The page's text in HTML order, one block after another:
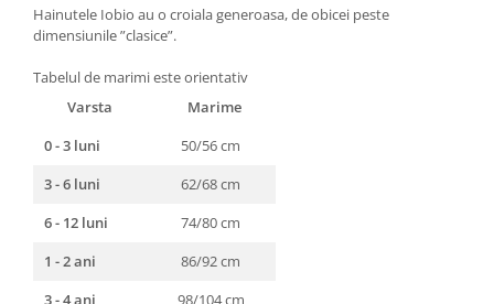
Hainutele Iobio au o croiala generoasa, de obicei peste
dimensiunile ”clasice”.
Tabelul de marimi este orientativ
Varsta
Marime
0 - 3 luni
50/56 cm
3 - 6 luni
62/68 cm
6 - 12 luni
74/80 cm
1 - 2 ani
86/92 cm
3 - 4 ani
98/104 cm